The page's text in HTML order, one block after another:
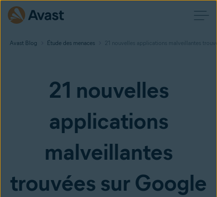
Avast Blog Étude des menaces 21 nouvelles applications malveillantes
21 nouvelles
applications
malveillantes
trouvées sur Google